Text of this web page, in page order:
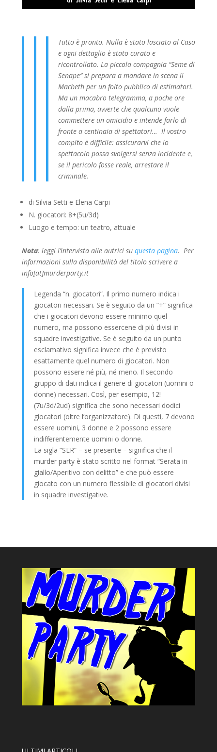
Tutto è pronto. Nulla è stato lasciato al Caso
e ogni dettaglio è stato curato e
ricontrollato. La piccola compagnia “Seme di
Senape” si prepara a mandare in scena il
Macbeth per un folto pubblico di estimatori.
Ma un macabro telegramma, a poche ore
dalla prima, avverte che qualcuno vuole
commettere un omicidio e intende farlo di
fronte a centinaia di spettatori… Il vostro
compito è difficile: assicurarvi che lo
spettacolo possa svolgersi senza incidente e,
se il pericolo fosse reale, arrestare il
criminale.
di Silvia Setti e Elena Carpi
N. giocatori: 8+(5u/3d)
Luogo e tempo: un teatro, attuale
Nota: leggi l’intervista alle autrici su questa pagina. Per
informazioni sulla disponibilità del titolo scrivere a
info[at]murderparty.it
Legenda “n. giocatori”. Il primo numero indica i
giocatori necessari. Se è seguito da un “+” significa
che i giocatori devono essere minimo quel
numero, ma possono essercene di più divisi in
squadre investigative. Se è seguito da un punto
esclamativo significa invece che è previsto
esattamente quel numero di giocatori. Non
possono essere né più, né meno. Il secondo
gruppo di dati indica il genere di giocatori (uomini o
donne) necessari. Così, per esempio, 12!
(7u/3d/2ud) significa che sono necessari dodici
giocatori (oltre l’organizzatore). Di questi, 7 devono
essere uomini, 3 donne e 2 possono essere
indifferentemente uomini o donne.
La sigla “SER” – se presente – significa che il
murder party è stato scritto nel format “Serata in
giallo/Aperitivo con delitto” e che può essere
giocato con un numero flessibile di giocatori divisi
in squadre investigative.